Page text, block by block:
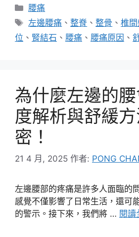
分
類
腰痛
標
籤
左邊腰痛 、整脊 、整骨 、椎
位 、 腎結石 、 腰痛 、 腰痛原因 、
為什麼左邊的
度解析與舒緩
密！
21 4 月, 2025 作者: PONG
左邊腰部的疼痛是許多人面臨的
感覺不僅影響了日常生活，還可
的警示。接下來，我們將 … 閱讀